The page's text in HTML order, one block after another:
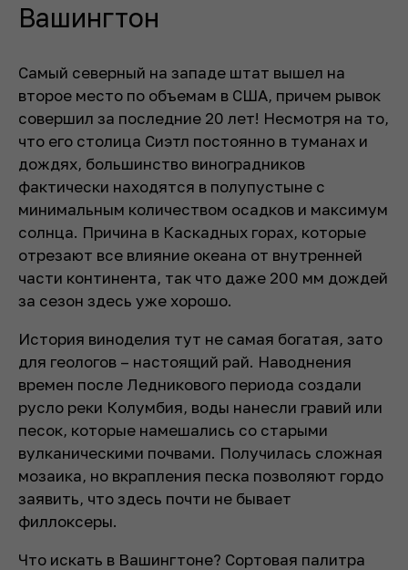
Вашингтон
Самый северный на западе штат вышел на
второе место по объемам в США, причем рывок
совершил за последние 20 лет! Несмотря на то,
что его столица Сиэтл постоянно в туманах и
дождях, большинство виноградников
фактически находятся в полупустыне с
минимальным количеством осадков и максимум
солнца. Причина в Каскадных горах, которые
отрезают все влияние океана от внутренней
части континента, так что даже 200 мм дождей
за сезон здесь уже хорошо.
История виноделия тут не самая богатая, зато
для геологов – настоящий рай. Наводнения
времен после Ледникового периода создали
русло реки Колумбия, воды нанесли гравий или
песок, которые намешались со старыми
вулканическими почвами. Получилась сложная
мозаика, но вкрапления песка позволяют гордо
заявить, что здесь почти не бывает
филлоксеры.
Что искать в Вашингтоне? Сортовая палитра